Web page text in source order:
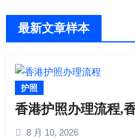
最新文章样本
护照
香港护照办理流程,
8 月 10, 2026